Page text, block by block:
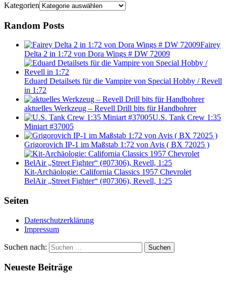
Kategorien
Random Posts
Fairey
Delta 2 in 1:72 von Dora Wings # DW 72009
Eduard Detailsets für die Vampire von Special Hobby / Revell
in 1:72
aktuelles Werkzeug – Revell Drill bits für Handbohrer
U.S. Tank Crew 1:35
Miniart #37005
Grigorovich IP-1 im Maßstab 1:72 von Avis ( BX 72025 )
Kit-Archäologie: California Classics 1957 Chevrolet
BelAir „Street Fighter“ (#07306), Revell, 1:25
Seiten
Datenschutzerklärung
Impressum
Suchen nach: Suchen
Neueste Beiträge